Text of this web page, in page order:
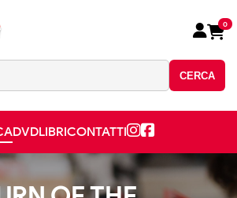
CERCA
0
DVDLIBRICONTATTI